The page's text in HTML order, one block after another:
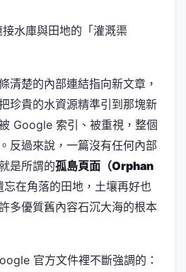
水庫與田地的「灌溉渠
清楚的內部連結指向新文章，
珍貴的水資源精準引到那塊新
Google 索引、被重視，整個
反過來說，一篇沒有任何內部
是所謂的孤島頁面（Orphan
忘在角落的田地，土壤再好也
多優質舊內容石沉大海的根本
官方文件裡不斷強調的：